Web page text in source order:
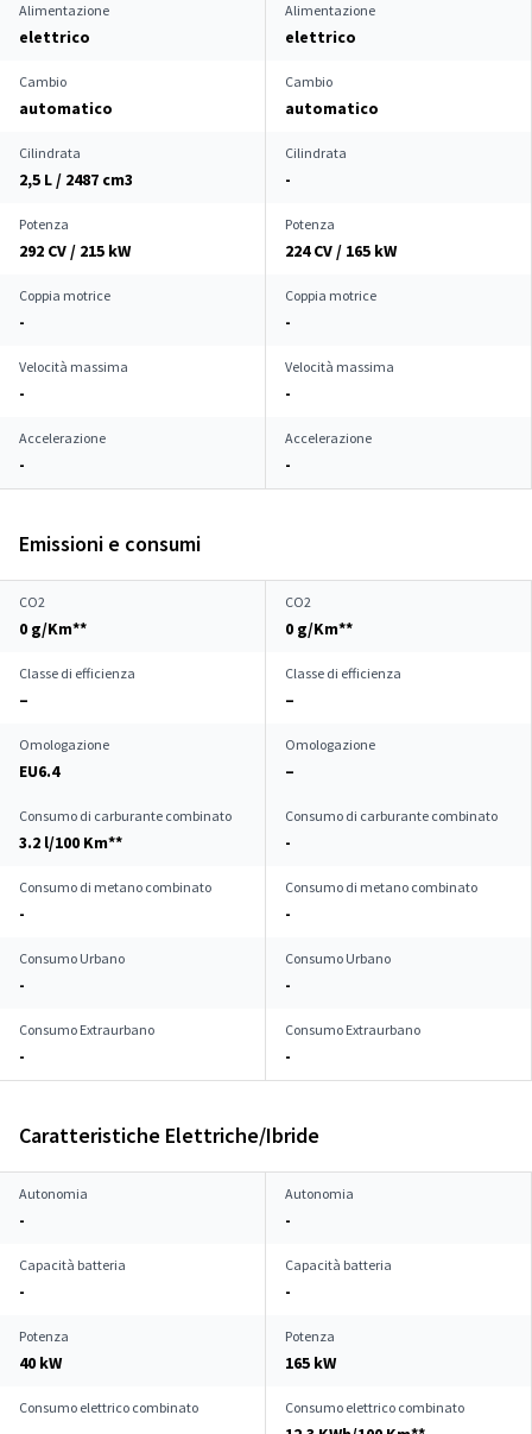
Alimentazione
elettrico
Alimentazione
elettrico
Cambio
automatico
Cambio
automatico
Cilindrata
2,5 L / 2487 cm3
Cilindrata
-
Potenza
292 CV / 215 kW
Potenza
224 CV / 165 kW
Coppia motrice
-
Coppia motrice
-
Velocità massima
-
Velocità massima
-
Accelerazione
-
Accelerazione
-
Emissioni e consumi
CO2
0 g/Km**
CO2
0 g/Km**
Classe di efficienza
–
Classe di efficienza
–
Omologazione
EU6.4
Omologazione
–
Consumo di carburante combinato
3.2 l/100 Km**
Consumo di carburante combinato
-
Consumo di metano combinato
-
Consumo di metano combinato
-
Consumo Urbano
-
Consumo Urbano
-
Consumo Extraurbano
-
Consumo Extraurbano
-
Caratteristiche Elettriche/Ibride
Autonomia
-
Autonomia
-
Capacità batteria
-
Capacità batteria
-
Potenza
40 kW
Potenza
165 kW
Consumo elettrico combinato Consumo elettrico combinato